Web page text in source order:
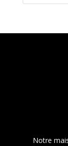
Notre